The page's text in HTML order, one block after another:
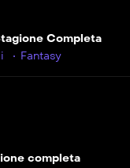
Completa
Fantasy
completa